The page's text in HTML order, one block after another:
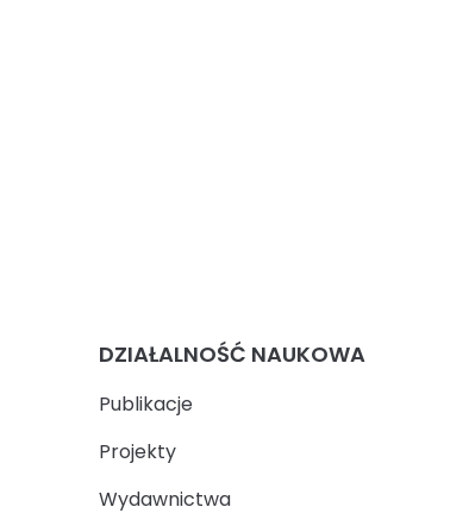
DZIAŁALNOŚĆ NAUKOWA
Publikacje
Projekty
Wydawnictwa